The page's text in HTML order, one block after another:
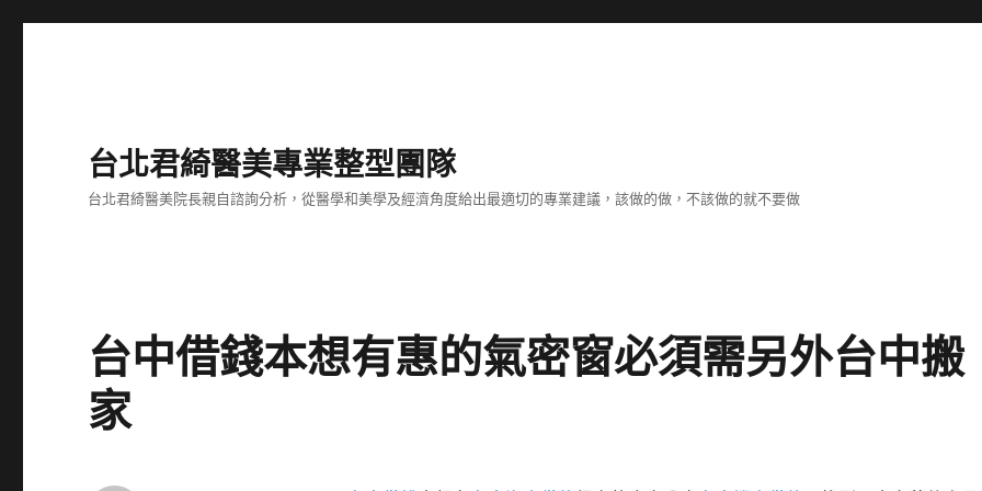
台北君綺醫美專業整型團隊
台北君綺醫美院長親自諮詢分析，從醫學和美學及經濟角度給出最適切的專業建議，該做的做，不該做的就不要做
台中借錢本想有惠的氣密窗必須需另外台中搬
家